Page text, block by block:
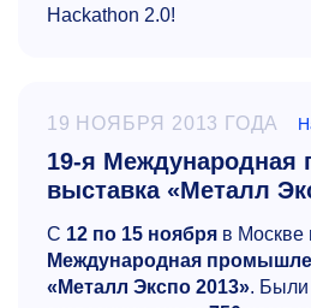
Hackathon 2.0!
19 НОЯБРЯ 2013 ГОДА
19-я
выставка «Металл
С 12 по 15 ноября в Москве
Международная
«Металл Экспо 2013». Были